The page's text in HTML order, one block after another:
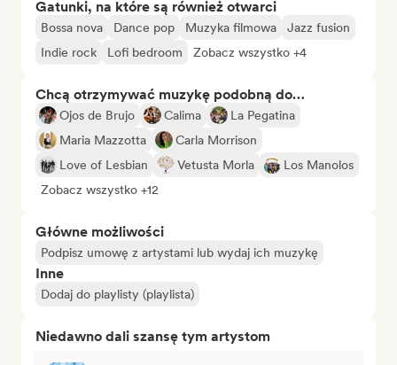
Gatunki, na które są również otwarci
Bossa nova Dance pop Muzyka filmowa
Jazz fusion
Indie rock
Lofi bedroom Zobacz wszystko +4
Chcą otrzymywać muzykę podobną do…
Ojos de Brujo Calima
La Pegatina
Maria Mazzotta
Carla Morrison
Love of Lesbian
Vetusta Morla
Los Manolos
Zobacz wszystko +12
Główne możliwości
Podpisz umowę z artystami lub wydaj ich muzykę
Inne
Dodaj do playlisty (playlista)
Niedawno dali szansę tym artystom